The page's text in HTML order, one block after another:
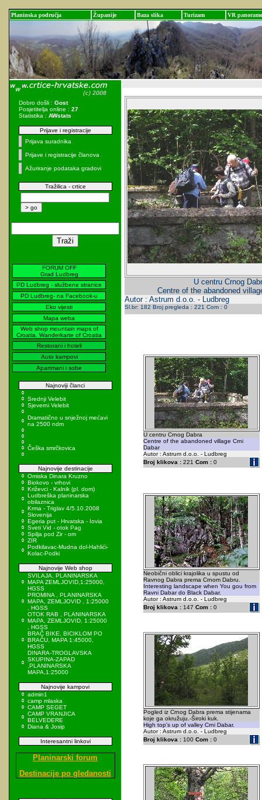
Planinska područja Županije Baza slika Turizam VR panorame
Dobro došli : Gost
Posjetitelja online : 27
Statistika : AWstats
Prijave i registracije
Prijava suradnika
Prijave i registracije članova
Ažuriranje podataka gradovi
Tražilica - crtice
FORUM OFF
Grad Ludbreg
PD Ludbreg - službene stranice
PD Ludbreg- na Facebook-u
Eko vijesti
Mapa weba
Web shop mountain maps of
Croatia, Wanderkarte of Croatia
Restorani i hoteli
Auto kampovi
Apartmani i sobe
Najnoviji članci
Srednji Velebit
Sjeverni Velebit
Dramatično u snježnoj mećavi
na 2500 ndm
Češka smrčkovica
Najnovije destinacije
Omiska Dinara Kruzno
Biokovo - vrhovi
Križevci - Kalnik (pl. dom)
Ludbreška planinarska
obilaznica
Krma - Triglav 4/5.10.2008
Slovenija
Egeria put - Hrvatska - Iovia
Sveti Vid - otok Pag
Spilja pod Zir - om
ZIR
Podkilavac-Mudna dol-Hahlići-
Kolac-Podki
Najnovije Web shop
SVILAJA, PLANINARSKA
MAPA ZEMLJOVID,1:25000,
HGSS
PROMINA , PLANINARSKA
MAPA, ZEMLJOVID , 1:25000
, HGSS
OTOK RAB , PLANINARSKA
MAPA, ZEMLJOVID, 1:25000
, HGSS
BRAČ BIKE, BICIKLOM PO
BRAČU, MAPA 1:45000,
HGSS
DINARA-TROGLAVSKA
SKUPINA-ZAPAD
,PLANINARSKA
MAPA,1:25000
Najnovije kampovi
admin1
camp mlaska
CAMP SEGET
CAMP VRANJICA
BELVEDERE
Diana & Josip
Interesantni linkovi
Planinarski forum
Destinacije po gledanosti
U centru Crnog
Centre of the abandoned
Autor : Astrum d.o.o. - Ludbreg
Sl.br: 182 Broj pregleda : 221 Com : 0
U centru Crnog Dabra
Centre of the abandoned village Crni
Dabar
Autor : Astrum d.o.o. - Ludbreg
Broj klikova :221 Com :0
Neobični oblici krajolika u spustu od
Ravnog Dabra prema Crnom Dabru.
Interesting landscape when You gou from
Ravni Dabar do Black Dabar.
Autor : Astrum d.o.o. - Ludbreg
Broj klikova :147 Com :0
Pogled iz Crnog Dabra prema stijenama
koje ga okružuju.-Široki kuk.
High top's up of valley Crni Dabar.
Autor : Astrum d.o.o. - Ludbreg
Broj klikova :100 Com :0